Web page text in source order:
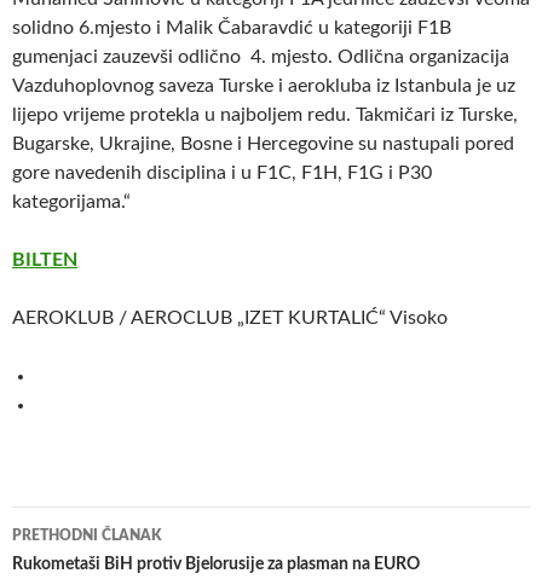
solidno 6.mjesto i Malik Čabaravdić u kategoriji F1B
gumenjaci zauzevši odlično 4. mjesto. Odlična organizacija
Vazduhoplovnog saveza Turske i aerokluba iz Istanbula je uz
lijepo vrijeme protekla u najboljem redu. Takmičari iz Turske,
Bugarske, Ukrajine, Bosne i Hercegovine su nastupali pored
gore navedenih disciplina i u F1C, F1H, F1G i P30
kategorijama.“
BILTEN
AEROKLUB / AEROCLUB „IZET KURTALIĆ“ Visoko
Navigacija
članaka
PRETHODNI ČLANAK
Rukometaši BiH protiv Bjelorusije za plasman na EURO